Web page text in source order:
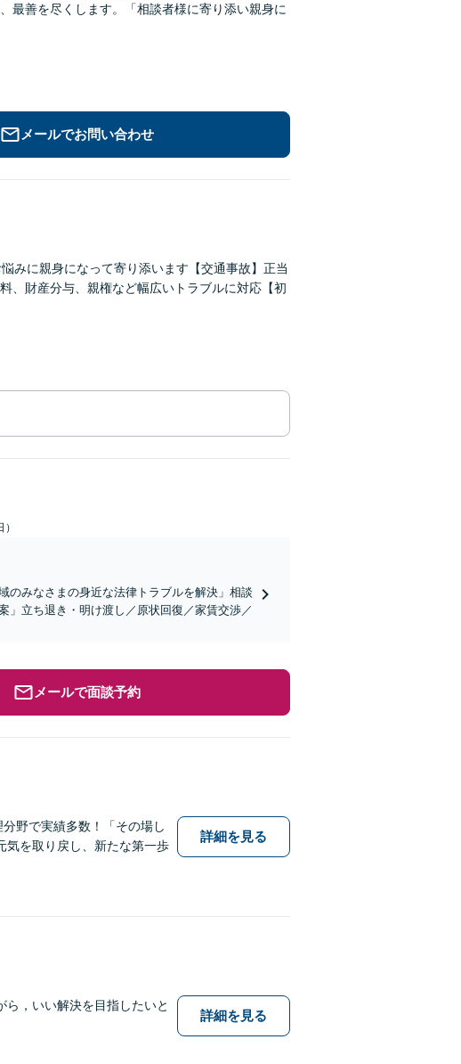
最善を尽くします。「相談者様に寄り添い親身に
メールでお問い合わせ
みに親身になって寄り添います【交通事故】正当
、財産分与、親権など幅広いトラブルに対応【初
のみなさまの身近な法律トラブルを解決」相談
」立ち退き・明け渡し／原状回復／家賃交渉／
メールで面談予約
野で実績多数！「その場し
気を取り戻し、新たな第一歩
詳細を見る
，いい解決を目指したいと
詳細を見る